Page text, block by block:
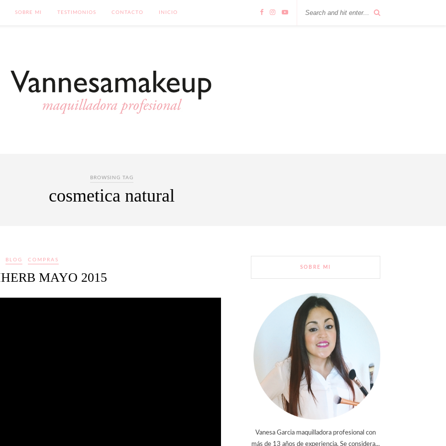
SOBRE MI TESTIMONIOS CONTACTO INICIO
BROWSING TAG
cosmetica natural
BLOG COMPRAS
MAYO 2015
SOBRE MI
Vanesa Garcia maquilladora profesional con
más de 13 años de experiencia. Se considera...